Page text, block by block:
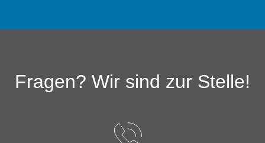
Fragen? Wir sind zur Stelle!